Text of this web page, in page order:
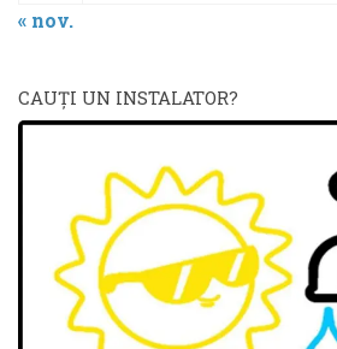
« nov.
CAUŢI UN INSTALATOR?